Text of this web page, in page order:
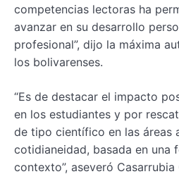
competencias lectoras ha
avanzar en su desarrollo
profesional”, dijo la máxima
los bolivarenses.
“Es de destacar el impacto
en los estudiantes y por
de tipo científico en las áreas
cotidianeidad, basada en una
contexto”, aseveró Casarrubia